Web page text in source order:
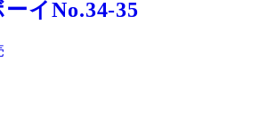
イNo.34-35